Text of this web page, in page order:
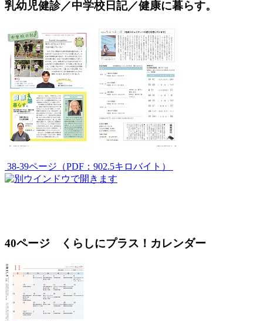
乳幼児健診／中学校日記／健康に暮らす。
38-39ページ（PDF：902.5キロバイト）
40ページ くらしにプラス！カレンダー